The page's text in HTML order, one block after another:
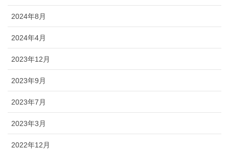
2024年8月
2024年4月
2023年12月
2023年9月
2023年7月
2023年3月
2022年12月